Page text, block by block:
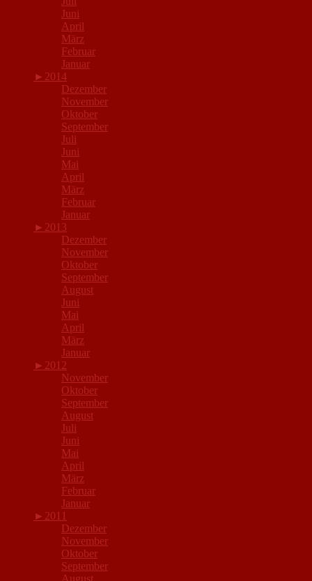
Juni
April
März
Februar
Januar
► 2014
Dezember
November
Oktober
September
Juli
Juni
Mai
April
März
Februar
Januar
► 2013
Dezember
November
Oktober
September
August
Juni
Mai
April
März
Januar
► 2012
November
Oktober
September
August
Juli
Juni
Mai
April
März
Februar
Januar
► 2011
Dezember
November
Oktober
September